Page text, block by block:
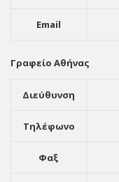
Email
Γραφείο Αθήνας
Διεύθυνση
Τηλέφωνο
Φαξ